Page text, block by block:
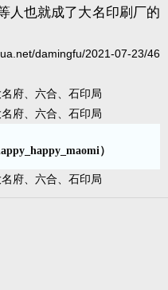
人也就成了大名印刷厂的
damingfu/2021-07-23/46
）